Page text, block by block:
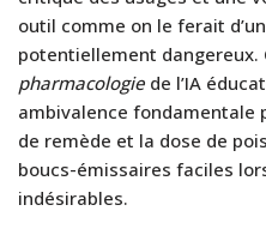
outil comme on le ferait
potentiellement dangereux.
pharmacologie de l’IA
ambivalence fondamentale
de remède et la dose de
boucs-émissaires faciles
indésirables.